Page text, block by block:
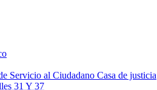
Servicio al Ciudadano Casa de justicia
31 Y 37